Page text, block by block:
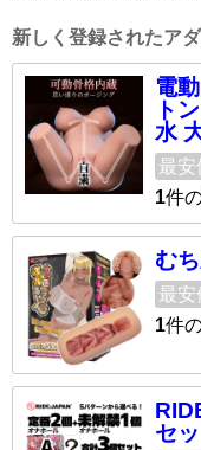
新しく登録されたア
電
ト
水
最安
1件
む
最安
1件
セ